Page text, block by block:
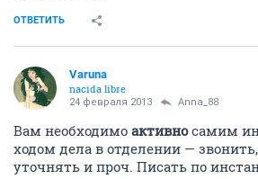
ОТВЕТИТЬ
Varuna
nacida libre
24 февраля 2013 Anna_88
Вам необходимо активносамим
ходом дела в отделении —
уточнять и проч. Писать по